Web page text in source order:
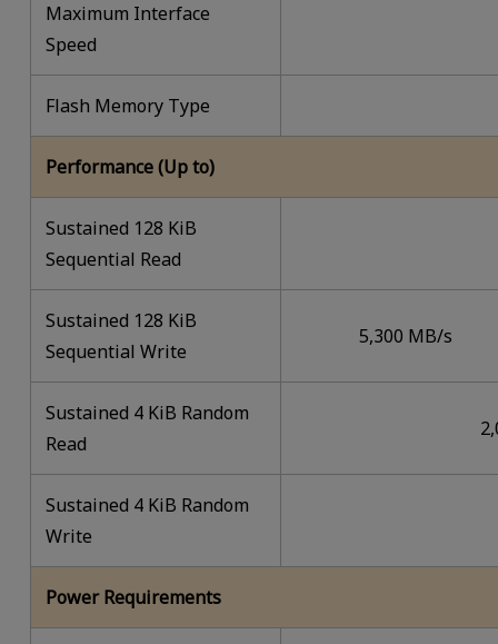
Maximum Interface
Speed
Flash Memory Type
Performance (Up to)
Sustained 128 KiB
Sequential Read
Sustained 128 KiB
Sequential Write
5,300 MB/s
Sustained 4 KiB Random
Read
Sustained 4 KiB Random
Write
Power Requirements